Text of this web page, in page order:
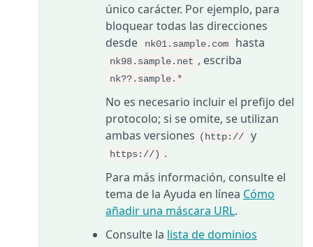
único carácter. Por ejemplo, para
bloquear todas las direcciones
desde
nk01.sample.com hasta
nk98.sample.net , escriba
nk??.sample.*
No es necesario incluir el prefijo del
protocolo; si se omite, se utilizan
ambas versiones (http:// y
https://) .
Para más información, consulte el
tema de la Ayuda en línea Cómo
añadir una máscara URL.
Consulte la lista de dominios